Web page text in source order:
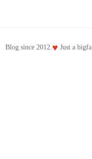
Blog since 2012. ♥ Just abigfa